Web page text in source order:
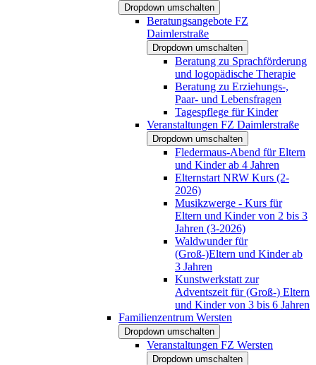
Dropdown umschalten
Beratungsangebote FZ
Daimlerstraße
Dropdown umschalten
Beratung zu Sprachförderung
und logopädische Therapie
Beratung zu Erziehungs-,
Paar- und Lebensfragen
Tagespflege für Kinder
Veranstaltungen FZ Daimlerstraße
Dropdown umschalten
Fledermaus-Abend für Eltern
und Kinder ab 4 Jahren
Elternstart NRW Kurs (2-
2026)
Musikzwerge - Kurs für
Eltern und Kinder von 2 bis 3
Jahren (3-2026)
Waldwunder für
(Groß-)Eltern und Kinder ab
3 Jahren
Kunstwerkstatt zur
Adventszeit für (Groß-) Eltern
und Kinder von 3 bis 6 Jahren
Familienzentrum Wersten
Dropdown umschalten
Veranstaltungen FZ Wersten
Dropdown umschalten